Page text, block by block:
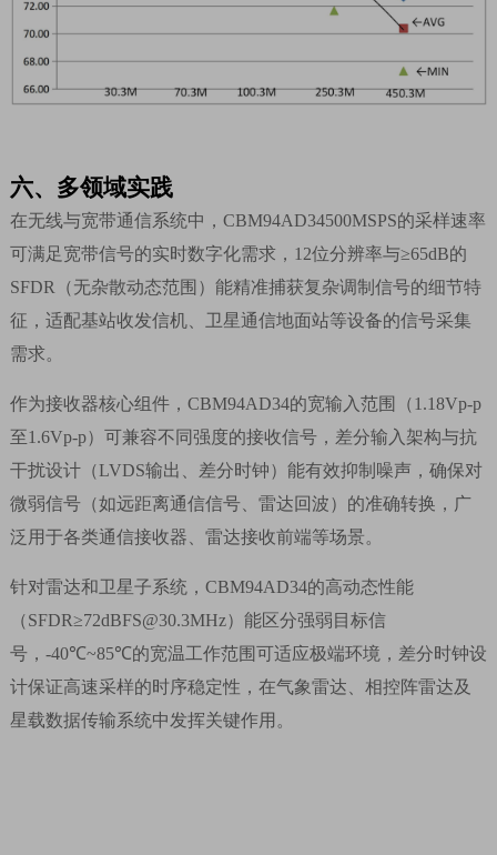
六、 多领域实践
在无线与宽带通信系统中， CBM94AD34500MSPS的采样速率
可满足宽带信号的实时数字化需求， 12位分辨率与≥65dB的
SFDR
（无杂散动态范围）能精准捕获复杂调制信号的细节特
征，适配基站收发信机、卫星通信地面站等设备的信号采集
需求。
作为接收器核心组件， CBM94AD34的宽输入范围（1.18Vp-p
至1.6Vp-p）可兼容不同强度的接收信号，差分输入架构与抗
干扰设计（LVDS输出、差分时钟）能有效抑制噪声，确保对
微弱信号（如远距离通信信号、雷达回波）的准确转换，广
泛用于各类通信接收器、雷达接收前端等场景。
针对雷达和卫星子系统， CBM94AD34的高动态性能
（SFDR≥72dBFS@30.3MHz）能区分强弱目标信
号， -40℃~85℃的宽温工作范围可适应极端环境，差分时钟设
计保证高速采样的时序稳定性，在气象雷达、相控阵雷达及
星载数据传输系统中发挥关键作用。